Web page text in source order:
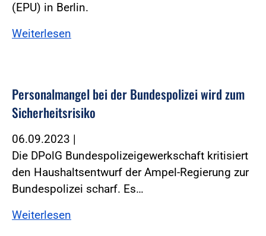
(EPU) in Berlin.
Weiterlesen
Personalmangel bei der Bundespolizei wird zum
Sicherheitsrisiko
06.09.2023 |
Die DPolG Bundespolizeigewerkschaft kritisiert
den Haushaltsentwurf der Ampel-Regierung zur
Bundespolizei scharf. Es…
Weiterlesen